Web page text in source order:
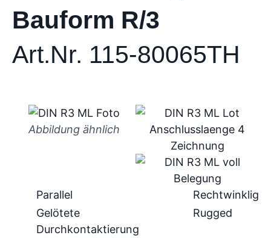
Bauform R/3
Art.Nr. 115-80065TH
Abbildung ähnlich
Parallel
Rechtwinklig
Gelötete
Durchkontaktierung
Rugged